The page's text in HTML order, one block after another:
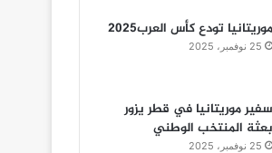
موريتانيا تودع كأس العرب2025
25 نوفمبر، 2025
سفير موريتانيا في قطر يزور
بعثة المنتخب الوطني
25 نوفمبر، 2025